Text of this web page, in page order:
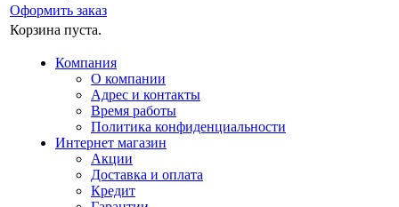
Оформить заказ
Корзина пуста.
Компания
О компании
Адрес и контакты
Время работы
Политика конфиденциальности
Интернет магазин
Акции
Доставка и оплата
Кредит